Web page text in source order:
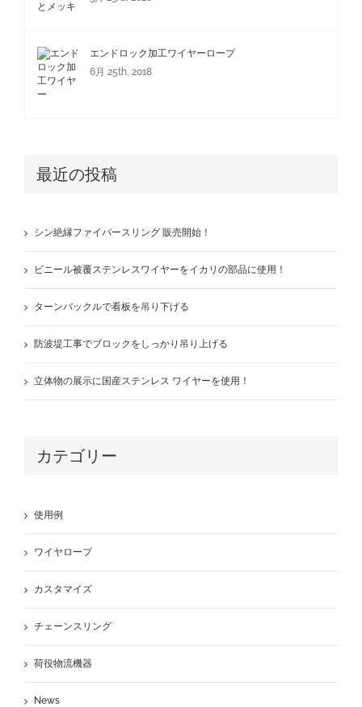
エンドロック加工ワイヤーロープ
6月 25th, 2018
最近の投稿
シン絶縁ファイバースリング 販売開始！
ビニール被覆ステンレスワイヤーをイカリの部品に使用！
ターンバックルで看板を吊り下げる
防波堤工事でブロックをしっかり吊り上げる
立体物の展示に国産ステンレス ワイヤーを使用！
カテゴリー
使用例
ワイヤロープ
カスタマイズ
チェーンスリング
荷役物流機器
News